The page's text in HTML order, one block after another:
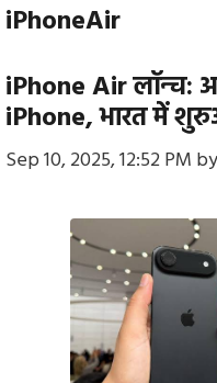
iPhoneAir
iPhone Air लॉन्च:
iPhone, भारत में
Sep 10, 2025, 12:52 PM by